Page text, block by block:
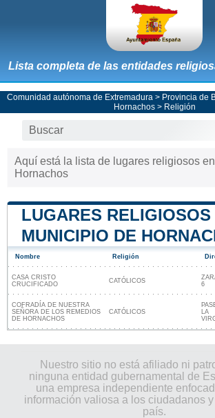
Lista completa de las entidades
Comunidad autónoma de Extremadura > Provincia de
Hornachos> Religión
Aquí está la lista de lugares religiosos
Hornachos
LUGARES RELIGIOSOS
MUNICIPIO DE
Nombre Religión
CASA CRISTO
CRUCIFICADO
CATÓLICOS
6
COFRADÍA DE NUESTRA
SEÑORA DE LOS REMEDIOS
DE HORNACHOS
CATÓLICOS
LA
Nuestro sitio no está afiliado ni
ninguna entidad gubernamental de
una empresa independiente
información valiosa a los ciudadanos y
país.